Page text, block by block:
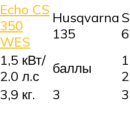
Echo CS
350
WES
Husqvarna
135
1,5 кВт/
2.0 л.с
баллы
3,9 кг. 3